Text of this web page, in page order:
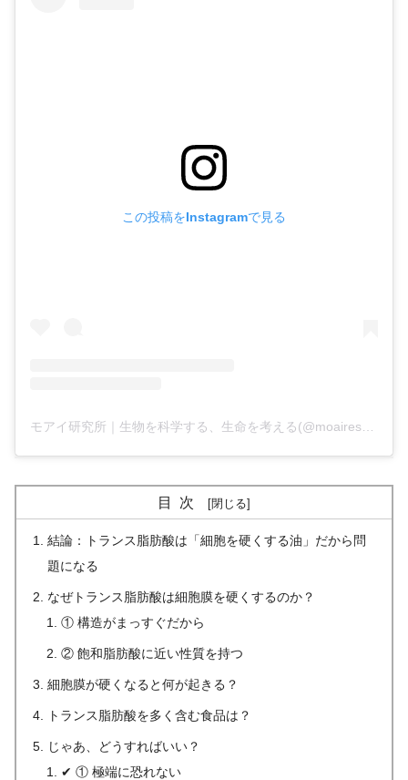
この投稿をInstagramで見る
目次
結論：トランス脂肪酸は「細胞を硬くする油」だから問
題になる
なぜトランス脂肪酸は細胞膜を硬くするのか？
① 構造がまっすぐだから
② 飽和脂肪酸に近い性質を持つ
細胞膜が硬くなると何が起きる？
トランス脂肪酸を多く含む食品は？
じゃあ、どうすればいい？
✔ ① 極端に恐れない